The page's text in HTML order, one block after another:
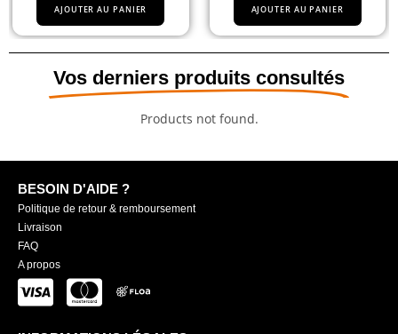
AJOUTER AU PANIER AJOUTER AU PANIER
Vos derniers produits consultés
Products not found.
BESOIN D'AIDE ?
Politique de retour & remboursement
Livraison
FAQ
A propos